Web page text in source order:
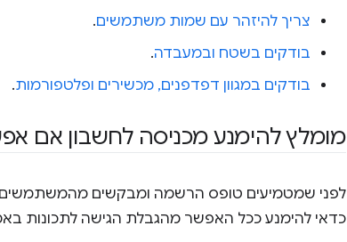
צריך להיזהר עם שמות משתמשים.
בודקים בשטח ובמעבדה.
בודקים במגוון דפדפנים, מכשירים ופלטפורמות.
מומלץ להימנע מכניסה לחשבון אם
לפני שמטמיעים טופס הרשמה ומבקשים מהמשתמשים
כדאי להימנע ככל האפשר מהגבלת הגישה לתכונות